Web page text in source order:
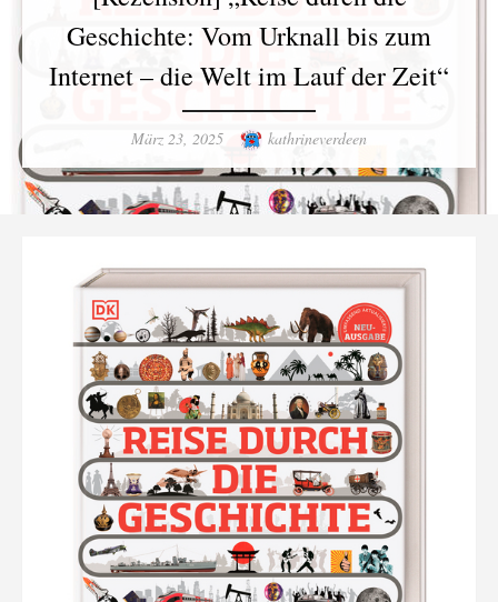
Geschichte: Vom Urknall bis zum
Internet – die Welt im Lauf der Zeit“
Posted
März 23, 2025 Author
kathrineverdeen